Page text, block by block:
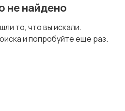
не найдено
то, что вы искали.
и попробуйте еще раз.